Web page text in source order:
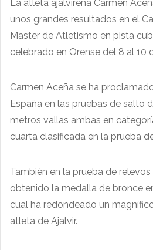
La atleta ajalvireña Carmen
unos grandes resultados en el
Master de Atletismo en pista
celebrado en Orense del 8 al 10
Carmen Aceña se ha
España en las pruebas de salto
metros vallas ambas en
cuarta clasificada en la prueba
También en la prueba de
obtenido la medalla de bronce
cual ha redondeado un
atleta de Ajalvir.